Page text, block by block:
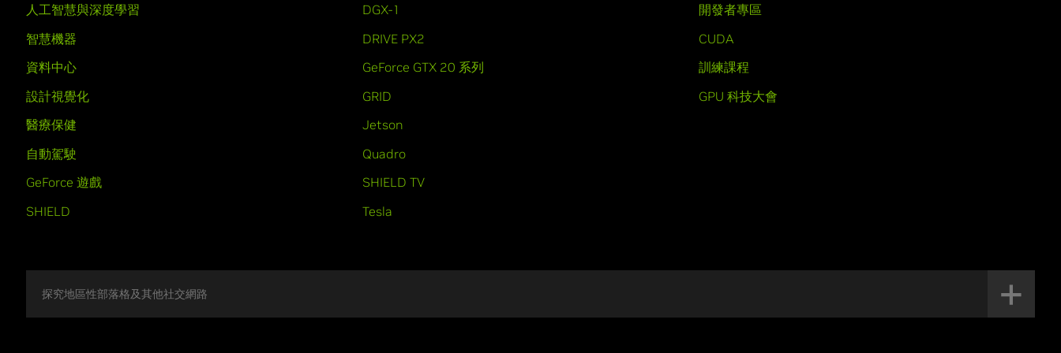
人工智慧與深度學習
智慧機器
資料中心
設計視覺化
醫療保健
自動駕駛
GeForce 遊戲
SHIELD
DGX-1
DRIVE PX2
GeForce GTX 20 系列
GRID
Jetson
Quadro
SHIELD TV
Tesla
開發者專區
CUDA
訓練課程
GPU 科技大會
探究地區性部落格及其他社交網路